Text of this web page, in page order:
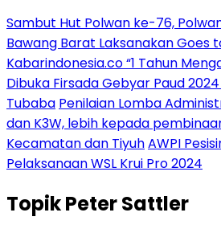
Sambut Hut Polwan ke-76,
Bawang Barat Laksanakan Goes
Kabarindonesia.co “1 Tahun
Dibuka Firsada Gebyar Paud
Tubaba Penilaian Lomba
dan K3W, lebih kepada
Kecamatan dan TiyuhAWPI
Pelaksanaan WSL Krui Pro 2024
TopikPeter Sattler